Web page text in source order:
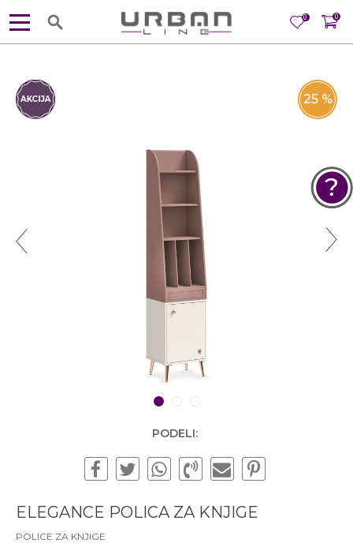
0
0
1
25 %
PODELI:
ELEGANCE POLICA ZA KNJIGE
POLICE ZA KNJIGE
POMOĆ PRI KUPOVINI
Za više informacija, pomoć i
Subotom od 10:00 do